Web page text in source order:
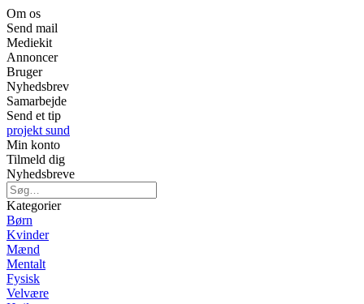
Om os
Send mail
Mediekit
Annoncer
Bruger
Nyhedsbrev
Samarbejde
Send et tip
projekt sund
Min konto
Tilmeld dig
Nyhedsbreve
Kategorier
Børn
Kvinder
Mænd
Mentalt
Fysisk
Velvære